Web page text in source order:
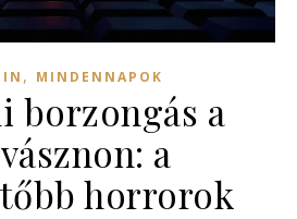
, MINDENNAPOK
borzongás a
a
horrorok